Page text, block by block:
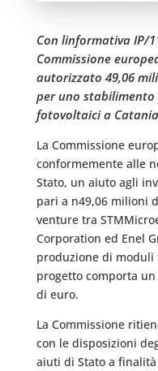
Con linformativa IP/
Commissione
autorizzato 49,06
per uno
fotovoltaici a
La Commissione
conformemente alle
Stato, un aiuto agli
pari a n49,06 milioni
venture tra
Corporation ed Enel
produzione di moduli
progetto comporta
di euro.
La Commissione
con le disposizioni
aiuti di Stato a